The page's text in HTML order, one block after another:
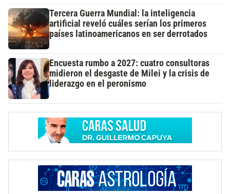
Tercera Guerra Mundial: la inteligencia
artificial reveló cuáles serían los primeros
países latinoamericanos en ser derrotados
Encuesta rumbo a 2027: cuatro consultoras
midieron el desgaste de Milei y la crisis de
liderazgo en el peronismo